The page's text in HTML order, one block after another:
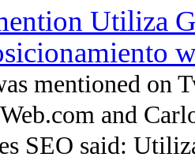
Utiliza
mentioned on
and
SEO said: